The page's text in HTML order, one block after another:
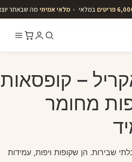
במלאי • מלאי אמיתי מה שבאתר
– קופסאות
מחומר
שבירות. הן שקופות ויפות, עמידות